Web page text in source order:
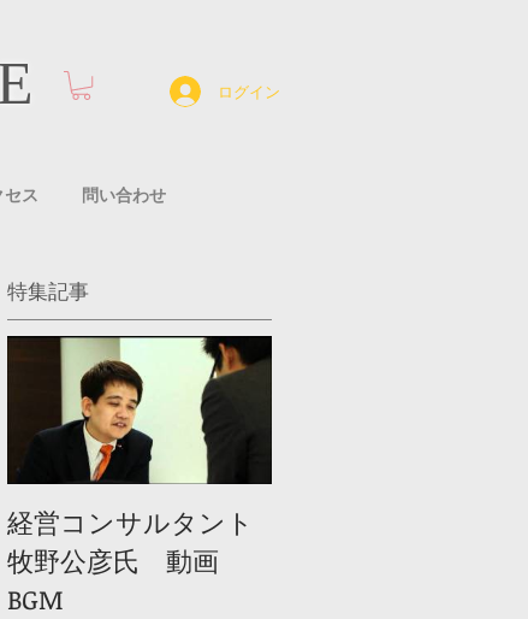
ログイン
セス 問い合わせ
特集記事
経営コンサルタント
牧野公彦氏 動画
BGM